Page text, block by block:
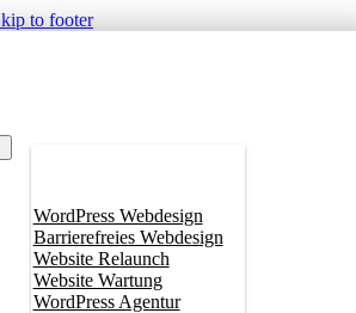
to footer
WordPress Webdesign
Barrierefreies Webdesign
Website Relaunch
Website Wartung
WordPress Agentur